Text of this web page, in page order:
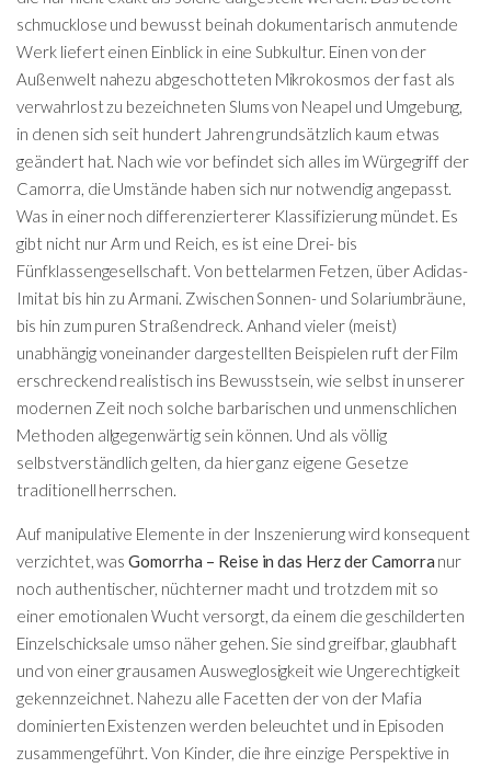
schmucklose und bewusst beinah dokumentarisch anmutende
Werk liefert einen Einblick in eine Subkultur. Einen von der
Außenwelt nahezu abgeschotteten Mikrokosmos der fast als
verwahrlost zu bezeichneten Slums von Neapel und Umgebung,
in denen sich seit hundert Jahren grundsätzlich kaum etwas
geändert hat. Nach wie vor befindet sich alles im Würgegriff der
Camorra, die Umstände haben sich nur notwendig angepasst.
Was in einer noch differenzierterer Klassifizierung mündet. Es
gibt nicht nur Arm und Reich, es ist eine Drei- bis
Fünfklassengesellschaft. Von bettelarmen Fetzen, über Adidas-
Imitat bis hin zu Armani. Zwischen Sonnen- und Solariumbräune,
bis hin zum puren Straßendreck. Anhand vieler (meist)
unabhängig voneinander dargestellten Beispielen ruft der Film
erschreckend realistisch ins Bewusstsein, wie selbst in unserer
modernen Zeit noch solche barbarischen und unmenschlichen
Methoden allgegenwärtig sein können. Und als völlig
selbstverständlich gelten, da hier ganz eigene Gesetze
traditionell herrschen.
Auf manipulative Elemente in der Inszenierung wird konsequent
verzichtet, wasGomorrha – Reise in das Herz der Camorra nur
noch authentischer, nüchterner macht und trotzdem mit so
einer emotionalen Wucht versorgt, da einem die geschilderten
Einzelschicksale umso näher gehen. Sie sind greifbar, glaubhaft
und von einer grausamen Ausweglosigkeit wie Ungerechtigkeit
gekennzeichnet. Nahezu alle Facetten der von der Mafia
dominierten Existenzen werden beleuchtet und in Episoden
zusammengeführt. Von Kinder, die ihre einzige Perspektive in